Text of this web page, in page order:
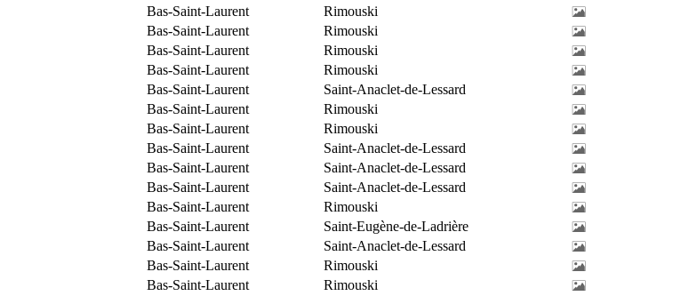
Bas-Saint-Laurent
Rimouski
Bas-Saint-Laurent
Rimouski
Bas-Saint-Laurent
Rimouski
Bas-Saint-Laurent
Rimouski
Bas-Saint-Laurent
Saint-Anaclet-de-Lessard
Bas-Saint-Laurent
Rimouski
Bas-Saint-Laurent
Rimouski
Bas-Saint-Laurent
Saint-Anaclet-de-Lessard
Bas-Saint-Laurent
Saint-Anaclet-de-Lessard
Bas-Saint-Laurent
Saint-Anaclet-de-Lessard
Bas-Saint-Laurent
Rimouski
Bas-Saint-Laurent
Saint-Eugène-de-Ladrière
Bas-Saint-Laurent
Saint-Anaclet-de-Lessard
Bas-Saint-Laurent
Rimouski
Bas-Saint-Laurent
Rimouski